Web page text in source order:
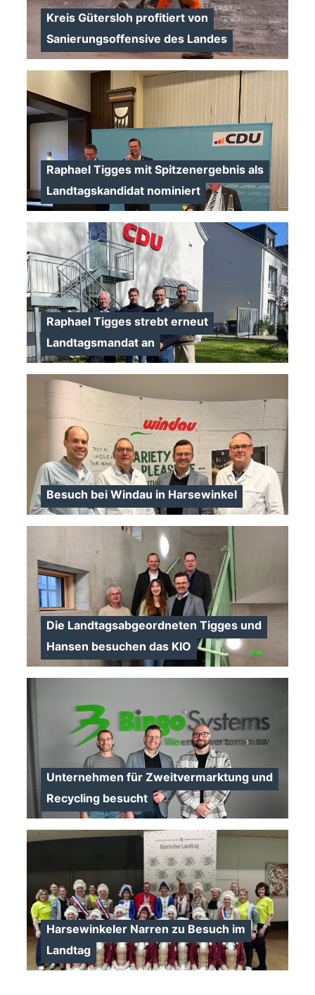
Kreis Gütersloh profitiert von
Sanierungsoffensive des Landes
Raphael Tigges mit Spitzenergebnis als
Landtagskandidat nominiert
>
Raphael Tigges strebt erneut
Landtagsmandat an
Besuch bei Windau in Harsewinkel
Die Landtagsabgeordneten Tigges und
Hansen besuchen das KIO
Unternehmen für Zweitvermarktung und
Recycling besucht
Harsewinkeler Narren zu Besuch im
Landtag